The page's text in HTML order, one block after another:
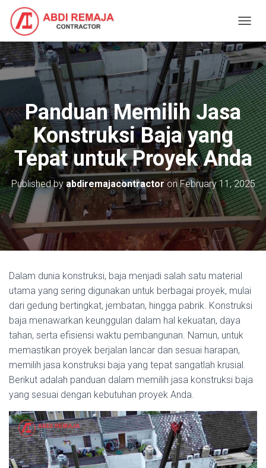
O
G
G
L
E
N
A
V
I
G
A
T
I
O
N
Panduan Memilih Jasa
Konstruksi Baja yang
Tepat untuk Proyek Anda
Published by abdiremajacontractoronFebruary 11, 2025
Dalam dunia konstruksi, baja menjadi salah satu material
utama yang sering digunakan untuk berbagai proyek, mulai
dari gedung bertingkat, jembatan, hingga pabrik. Konstruksi
baja menawarkan keunggulan dalam hal kekuatan, daya
tahan, serta efisiensi waktu pembangunan. Namun, untuk
memastikan proyek berjalan lancar dan sesuai harapan,
memilih jasa konstruksi baja yang tepat sangatlah krusial.
Berikut adalah panduan dalam memilih jasa konstruksi baja
yang sesuai dengan kebutuhan proyek Anda.